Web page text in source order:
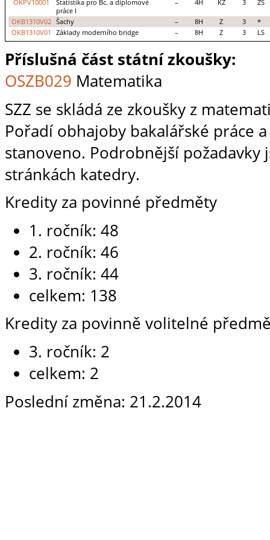
OKPV10001
Statistika pro Bc. a diplomové
práce I
– 4H KZ 3 ZS
OKB1310V02 Šachy – 8H Z 3
*
OKB1310V01
Základy moderního bridge – 8H Z 3 LS
Příslušná část státní zkoušky:
OSZB029 Matematika
SZZ se skládá ze zkoušky z
Pořadí obhajoby bakalářské práce
stanoveno. Podrobnější požadavky
stránkách katedry.
Kredity za povinné předměty
1. ročník: 48
2. ročník: 46
3. ročník: 44
celkem: 138
Kredity za povinně volitelné
3. ročník: 2
celkem: 2
Poslední změna: 21.2.2014